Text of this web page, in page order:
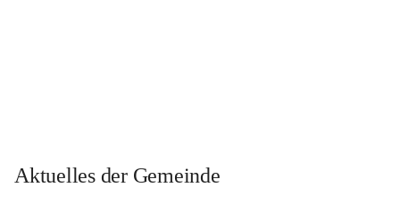
Aktuelles der Gemeinde